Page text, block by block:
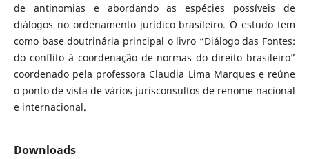
de antinomias e abordando as espécies possíveis de
diálogos no ordenamento jurídico brasileiro. O estudo tem
como base doutrinária principal o livro “Diálogo das Fontes:
do conflito à coordenação de normas do direito brasileiro”
coordenado pela professora Claudia Lima Marques e reúne
o ponto de vista de vários jurisconsultos de renome nacional
e internacional.
Downloads